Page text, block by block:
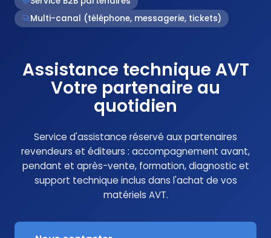
Multi-canal (téléphone, messagerie, tickets)
Assistance technique AVT
Votre partenaire au
quotidien
Service d'assistance réservé aux partenaires
revendeurs et éditeurs : accompagnement avant,
pendant et après-vente, formation, diagnostic et
support technique inclus dans l'achat de vos
matériels AVT.